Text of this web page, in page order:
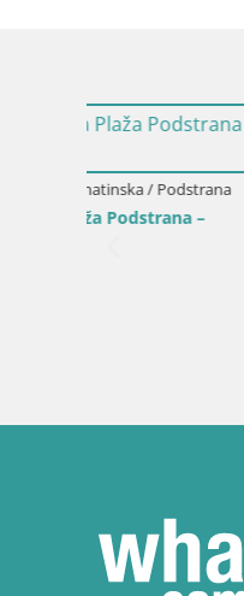
Italija / Sardinija /
Spletna kamera